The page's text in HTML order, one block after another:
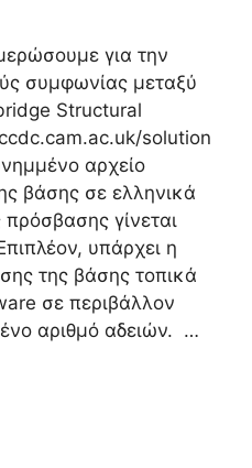
για την
συμφωνίας μεταξύ
Structural
solution
αρχείο
βάσης σε ελληνικά
γίνεται
υπάρχει η
της βάσης τοπικά
σε περιβάλλον
αριθμό αδειών. …